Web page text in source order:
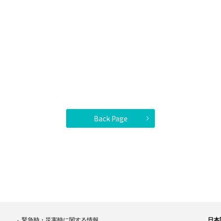
Back Page